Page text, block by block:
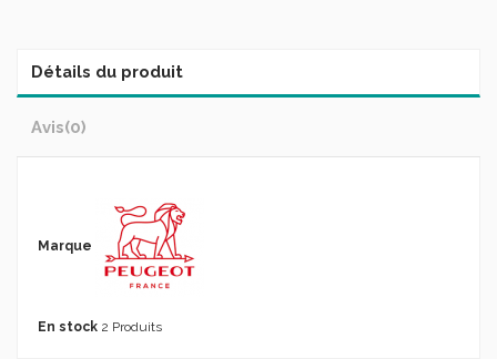
Détails du produit
Avis(0)
Marque
En stock 2 Produits